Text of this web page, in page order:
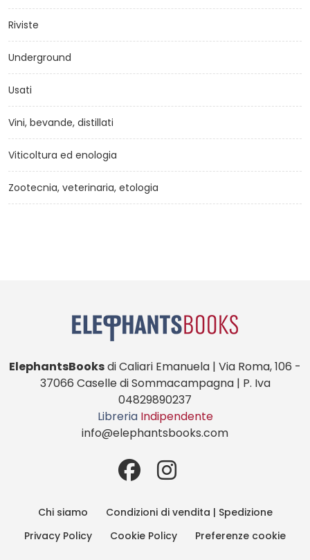
Riviste
Underground
Usati
Vini, bevande, distillati
Viticoltura ed enologia
Zootecnia, veterinaria, etologia
ElephantsBooksdi Caliari Emanuela | Via Roma, 106 -
37066 Caselle di Sommacampagna | P. Iva
04829890237
Libreria Indipendente
info@elephantsbooks.com
Chi siamo
Condizioni di vendita | Spedizione
Privacy Policy
Cookie Policy Preferenze cookie